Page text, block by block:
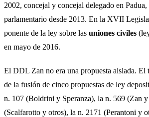
2002, concejal y concejal delegado en
parlamentario desde 2013. En la XVII
ponente de la ley sobre las uniones civiles
en mayo de 2016.
El DDL Zan no era una propuesta aislada. El
de la fusión de cinco propuestas de ley
n. 107 (Boldrini y Speranza), la n. 569 (Zan
(Scalfarotto y otros), la n. 2171 (Perantoni y